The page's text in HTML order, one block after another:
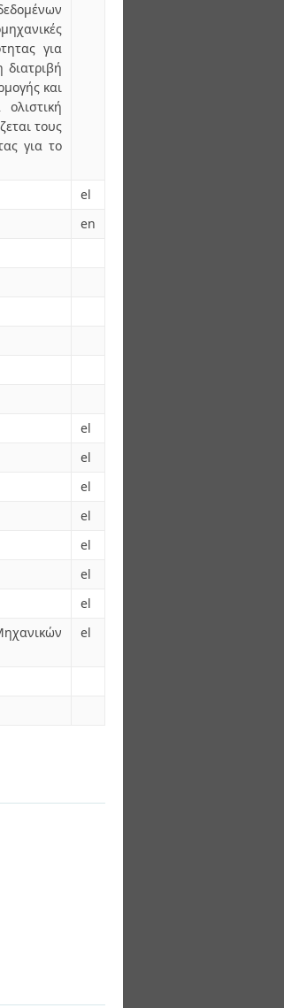
για
διατριβή
και
τους
για το
el
en
el
el
el
el
el
el
el
el